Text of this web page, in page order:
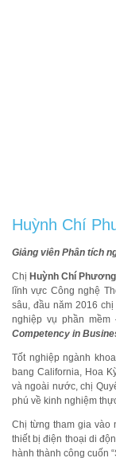
Huỳnh Chí
Giảng viên Phân tích
Chị Huỳnh Chí
lĩnh vực Công nghệ
sâu, đầu năm 2016
nghiệp vụ phần mềm
Competency in
Tốt nghiệp ngành
bang California, Hoa
và ngoài nước, chị
phú về kinh nghiệm
Chị từng tham gia vào
thiết bị điện thoại di
hành thành công cuốn